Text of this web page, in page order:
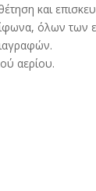
και
όλων των
αερίου.